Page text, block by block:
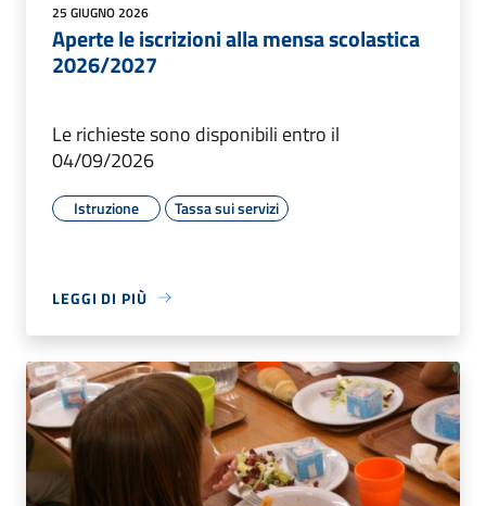
25 GIUGNO 2026
Aperte le iscrizioni alla mensa scolastica
2026/2027
Le richieste sono disponibili entro il
04/09/2026
Istruzione Tassa sui servizi
LEGGI DI PIÙ